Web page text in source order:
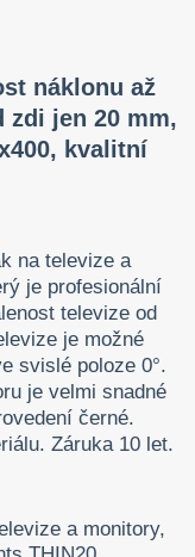
náklonu až
zdi jen 20 mm,
kvalitní
na televize a
je profesionální
televize od
je možné
svislé poloze 0°.
je velmi snadné
černé.
Záruka 10 let.